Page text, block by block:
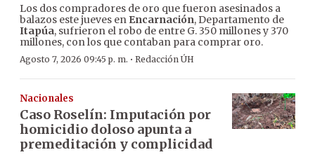
Los dos compradores de oro que fueron asesinados a
balazos este jueves en Encarnación, Departamento de
Itapúa, sufrieron el robo de entre G. 350 millones y 370
millones, con los que contaban para comprar oro.
Agosto 7, 2026 09:45 p. m. · Redacción ÚH
Nacionales
Caso Roselín: Imputación por
homicidio doloso apunta a
premeditación y complicidad